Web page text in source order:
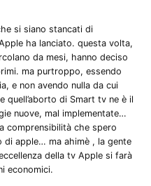
si siano stancati di
ha lanciato. questa volta,
da mesi, hanno deciso
ma purtroppo, essendo
e non avendo nulla da cui
di Smart tv ne è il
nuove, mal implementate…
comprensibilità che spero
di apple… ma ahimè , la gente
della tv Apple si farà
economici.